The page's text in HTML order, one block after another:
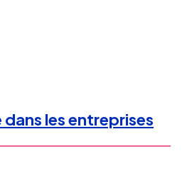
les entreprises